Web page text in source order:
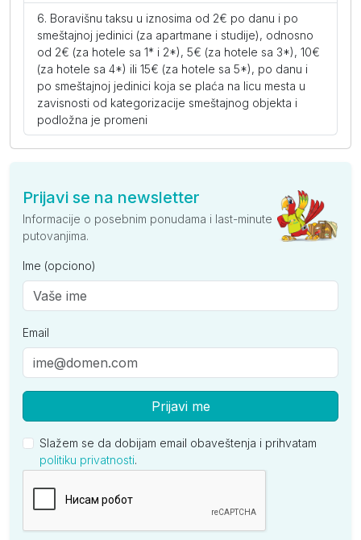
Suite sa đakuzijem (ND)
po
osobi
po
danu
- - - - -
Antonios - Limenaria
Kompakt soba pogled dvorište (ND)
po
osobi
danu
- - - - -
Kompakt soba pogled more (ND)
osobi
po
danu
Standard soba pogled dvorište (ND)
po
osobi
danu
- - - - -
Boravišnu taksu u iznosima od 2€ po danu i po
smeštajnoj jedinici (za apartmane i studije), odnosno
od 2€ (za hotele sa 1* i 2*), 5€ (za hotele sa 3*), 10€
(za hotele sa 4*) ili 15€ (za hotele sa 5*), po danu i
po smeštajnoj jedinici koja se plaća na licu mesta u
zavisnosti od kategorizacije smeštajnog objekta i
podložna je promeni
Prijavi se na newsletter
Informacije o posebnim ponudama i last-minute
putovanjima.
Ime (opciono)
Email
Prijavi me
Slažem se da dobijam email obaveštenja i prihvatam
politiku privatnosti.